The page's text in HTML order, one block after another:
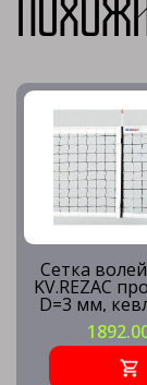
Сетка
KV.REZAC
D=3 мм,